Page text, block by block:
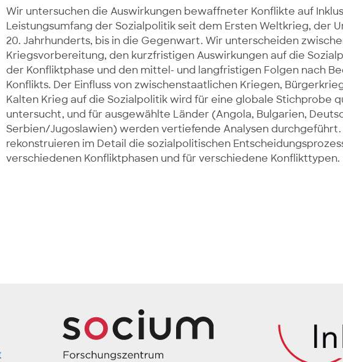
Wir untersuchen die Auswirkungen bewaffneter Konflikte auf
Leistungsumfang der Sozialpolitik seit dem Ersten Weltkrieg, der
20. Jahrhunderts, bis in die Gegenwart. Wir unterscheiden
Kriegsvorbereitung, den kurzfristigen Auswirkungen auf die
der Konfliktphase und den mittel- und langfristigen Folgen nach
Konflikts. Der Einfluss von zwischenstaatlichen Kriegen,
Kalten Krieg auf die Sozialpolitik wird für eine globale Stichprobe
untersucht, und für ausgewählte Länder (Angola, Bulgarien,
Serbien/Jugoslawien) werden vertiefende Analysen durchgeführt.
rekonstruieren im Detail die sozialpolitischen
verschiedenen Konfliktphasen und für verschiedene Konflikttypen.